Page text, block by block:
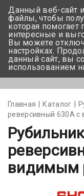
Главная Каталог
реверсивный 630A
видимым
Данный веб-сайт
файлы, чтобы
которая
интересные и
Вы можете
настройках.
данный сайт, вы
использованием